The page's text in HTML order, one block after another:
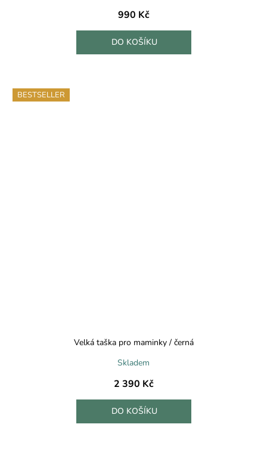
990 Kč
DO KOŠÍKU
BESTSELLER
Velká taška pro maminky / černá
Skladem
2 390 Kč
DO KOŠÍKU